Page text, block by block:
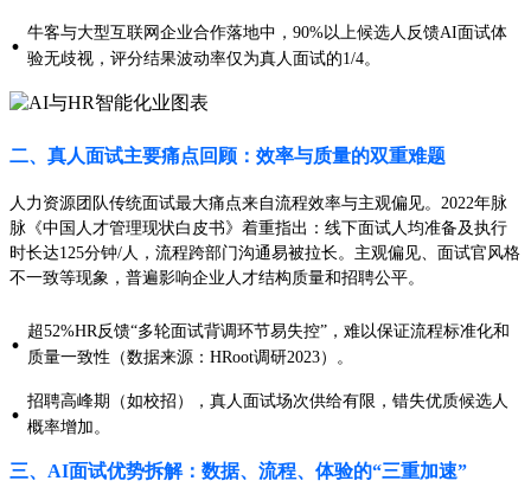
· 牛客与大型互联网企业合作落地中，90%以上候选人反馈AI面试体
验无歧视，评分结果波动率仅为真人面试的1/4。
二、真人面试主要痛点回顾：效率与质量的双重难题
人力资源团队传统面试最大痛点来自流程效率与主观偏见。2022年脉
脉《中国人才管理现状白皮书》着重指出：线下面试人均准备及执行
时长达125分钟/人，流程跨部门沟通易被拉长。主观偏见、面试官风格
不一致等现象，普遍影响企业人才结构质量和招聘公平。
· 超52%HR反馈“多轮面试背调环节易失控”，难以保证流程标准化和
质量一致性（数据来源：HRoot调研2023）。
· 招聘高峰期（如校招），真人面试场次供给有限，错失优质候选人
概率增加。
三、AI面试优势拆解：数据、流程、体验的“三重加速”